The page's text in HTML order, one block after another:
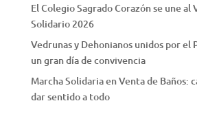
El Colegio Sagrado Corazón se une al
Solidario 2026
Vedrunas y Dehonianos unidos por el
un gran día de convivencia
Marcha Solidaria en Venta de Baños:
dar sentido a todo